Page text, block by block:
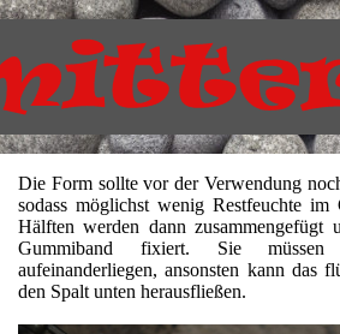
Die Form sollte vor der Verwendung
sodass möglichst wenig Restfeuchte
Hälften werden dann zusammengefügt
Gummiband fixiert. Sie müssen
aufeinanderliegen, ansonsten kann das
den Spalt unten herausfließen.